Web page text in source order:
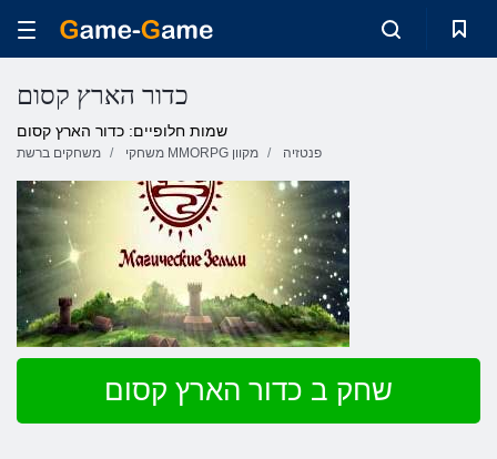
כדור הארץ קסום
שמות חלופיים: כדור הארץ קסום
משחקים ברשת משחקי MMORPG מקוון פנטזיה
שחק ב כדור הארץ קסום